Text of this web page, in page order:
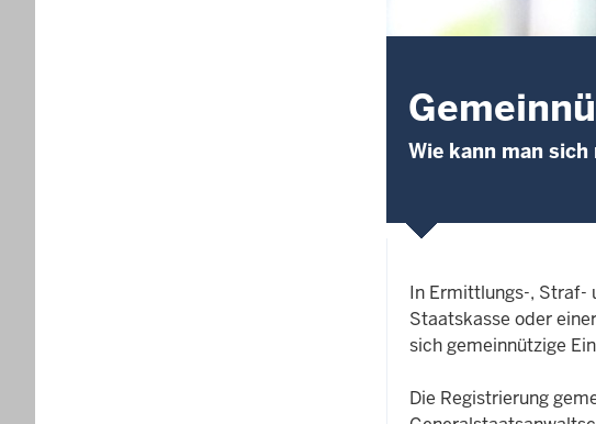
Wie kann man
In Ermittlungs-, Straf-
Staatskasse oder
sich gemeinnützige
Die Registrierung